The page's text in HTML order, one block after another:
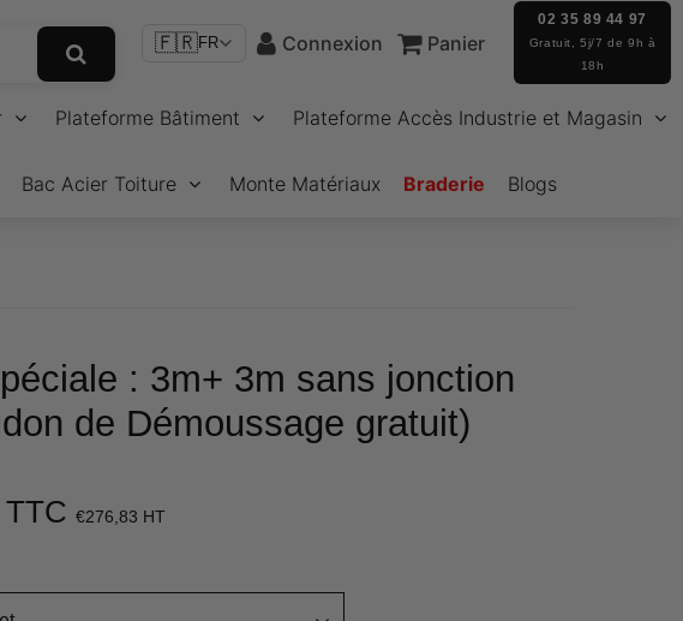
🇫🇷FR Connexion Panier
02 35 89 44 97
Gratuit, 5j/7 de 9h à
18h
Plateforme Bâtiment Plateforme Accès Industrie et Magasin
Bac Acier Toiture Monte Matériaux Braderie Blogs
: 3m+ 3m sans jonction
de Démoussage gratuit)
€276,83 HT